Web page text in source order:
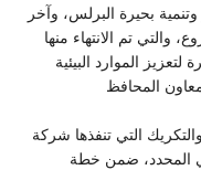
بحيرة البرلس، وآخر
والتي تم الانتهاء منها
لتعزيز الموارد البيئية
المحافظ
التي تنفذها شركة
المحدد، ضمن خطة